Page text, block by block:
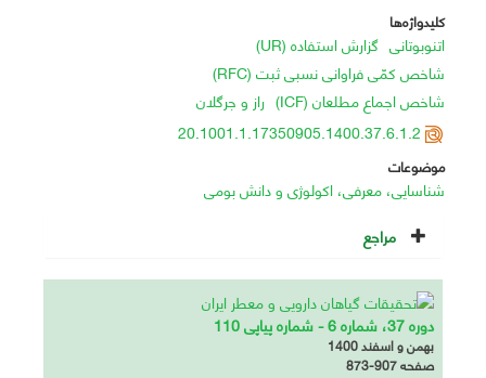
کلیدواژه‌ها
اتنوبوتانی گزارش استفاده (UR)
شاخص کمّی فراوانی نسبی ثبت (RFC)
شاخص اجماع مطلعان (ICF)
راز و جرگلان
20.1001.1.17350905.1400.37.6.1.2
موضوعات
شناسایی، معرفی، اکولوژی و دانش بومی
مراجع
دوره 37، شماره 6 - شماره پیاپی 110
بهمن و اسفند 1400
صفحه873-907